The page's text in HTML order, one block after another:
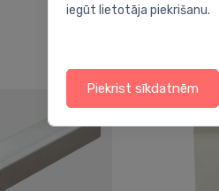
iegūt lietotāja piekrišanu.
Piekrist sīkdatnēm